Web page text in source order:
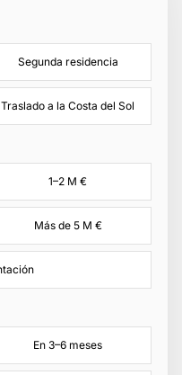
Segunda residencia
Traslado a la Costa del Sol
1–2 M €
Más de 5 M €
En 3–6 meses